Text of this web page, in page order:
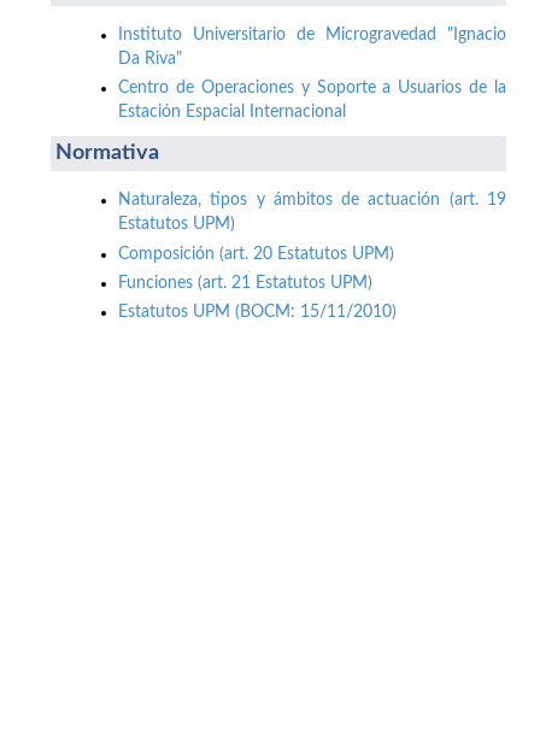
Instituto Universitario de Microgravedad "Ignacio
Da Riva"
Centro de Operaciones y Soporte a Usuarios de la
Estación Espacial Internacional
Normativa
Naturaleza, tipos y ámbitos de actuación (art. 19
Estatutos UPM)
Composición (art. 20 Estatutos UPM)
Funciones (art. 21 Estatutos UPM)
Estatutos UPM (BOCM: 15/11/2010)